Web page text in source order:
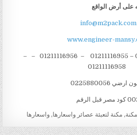
على أرض الواقع
info@m2pack.com
www.engineer-
موبايل: 01211116954 – 01211116955 – 01211116956 – –
ارضي 0225880056
مصر قبل الرقم
مكنة, مكنة لتعبئة عصائر واسعارها,واسعارها